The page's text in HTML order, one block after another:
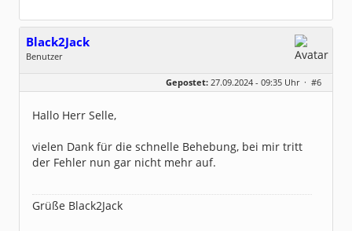
Black2Jack
Benutzer
Dabei seit:
06 / 2022
Gepostet: 27.09.2024 - 09:35 Uhr · #6
Hallo Herr Selle,
vielen Dank für die schnelle Behebung, bei mir tritt
der Fehler nun gar nicht mehr auf.
Grüße Black2Jack